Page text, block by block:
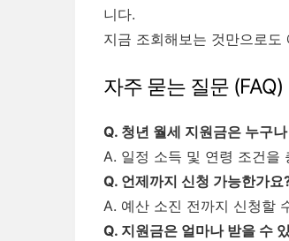
니다.
지금 조회해보는 것만으로
자주 묻는 질문 (FAQ)
Q. 청년 월세 지원금은 누구
A. 일정 소득 및 연령 조건을
Q. 언제까지 신청 가능한가요
A. 예산 소진 전까지 신청할
Q. 지원금은 얼마나 받을 수